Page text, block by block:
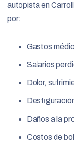
autopista en
por:
Gastos
Salarios
Dolor,
Daños a la
Costos de